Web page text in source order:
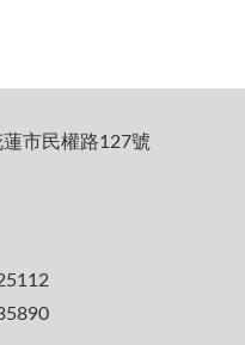
市民權路127號